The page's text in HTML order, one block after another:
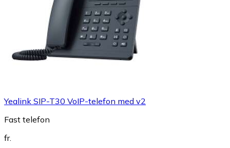
Yealink SIP-T30 VoIP-telefon med v2
Fast telefon
fr.